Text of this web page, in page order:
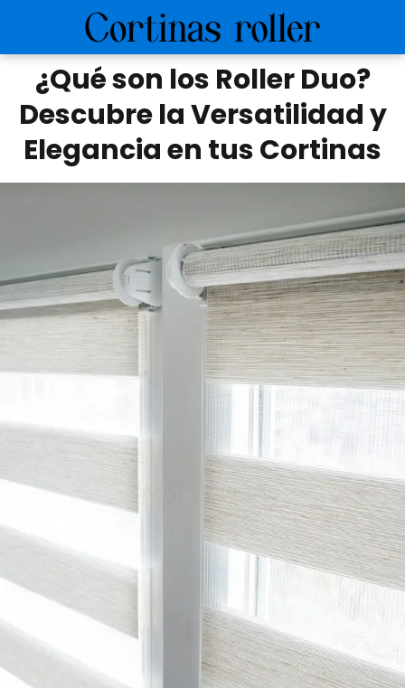
¿Qué son los Roller Duo?
Descubre la Versatilidad y
Elegancia en tus Cortinas